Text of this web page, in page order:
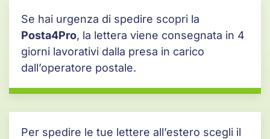
Se hai urgenza di spedire scopri la
Posta4Pro, la lettera viene consegnata in 4
giorni lavorativi dalla presa in carico
dall’operatore postale.
Per spedire le tue lettere all’estero scegli il